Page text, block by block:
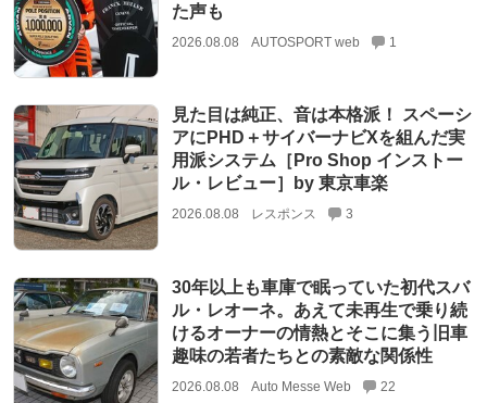
た声も
2026.08.08 AUTOSPORT web 1
見た目は純正、音は本格派！ スペーシ
アにPHD＋サイバーナビXを組んだ実
用派システム［Pro Shop インストー
ル・レビュー］by 東京車楽
2026.08.08 レスポンス 3
30年以上も車庫で眠っていた初代スバ
ル・レオーネ。あえて未再生で乗り続
けるオーナーの情熱とそこに集う旧車
趣味の若者たちとの素敵な関係性
2026.08.08 Auto Messe Web 22